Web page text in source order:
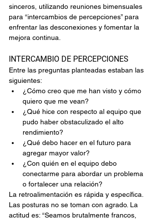
sinceros, utilizando reuniones bimensuales
para “intercambios de percepciones” para
enfrentar las desconexiones y fomentar la
mejora continua.
INTERCAMBIO DE PERCEPCIONES
Entre las preguntas planteadas estaban las
siguientes:
¿Cómo creo que me han visto y cómo
quiero que me vean?
¿Qué hice con respecto al equipo que
pudo haber obstaculizado el alto
rendimiento?
¿Qué debo hacer en el futuro para
agregar mayor valor?
¿Con quién en el equipo debo
conectarme para abordar un problema
o fortalecer una relación?
La retroalimentación es rápida y específica.
Las posturas no se toman con agrado. La
actitud es: “Seamos brutalmente francos,